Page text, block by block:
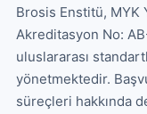
Brosis Enstitü, MYK
Akreditasyon No:
uluslararası
yönetmektedir.
süreçleri hakkında